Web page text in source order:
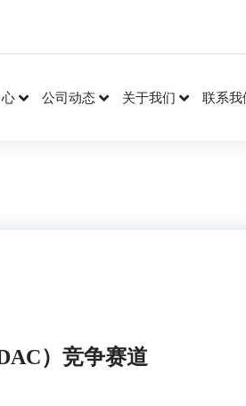
公司动态 关于我们 联系我
）竞争赛道